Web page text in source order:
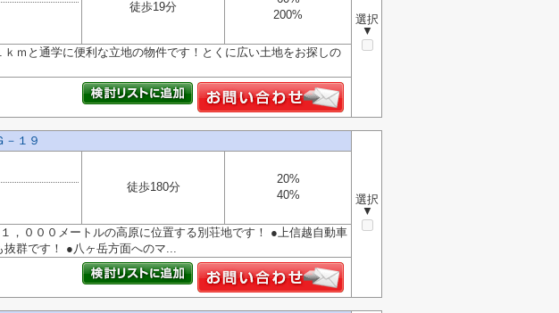
選択
▼
徒歩19分
200%
ｍと通学に便利な立地の物件です！とくに広い土地をお探しの
－１９
選択
▼
徒歩180分
20%
40%
，０００メートルの高原に位置する別荘地です！ ●上信越自動車
群です！ ●八ヶ岳方面へのマ...